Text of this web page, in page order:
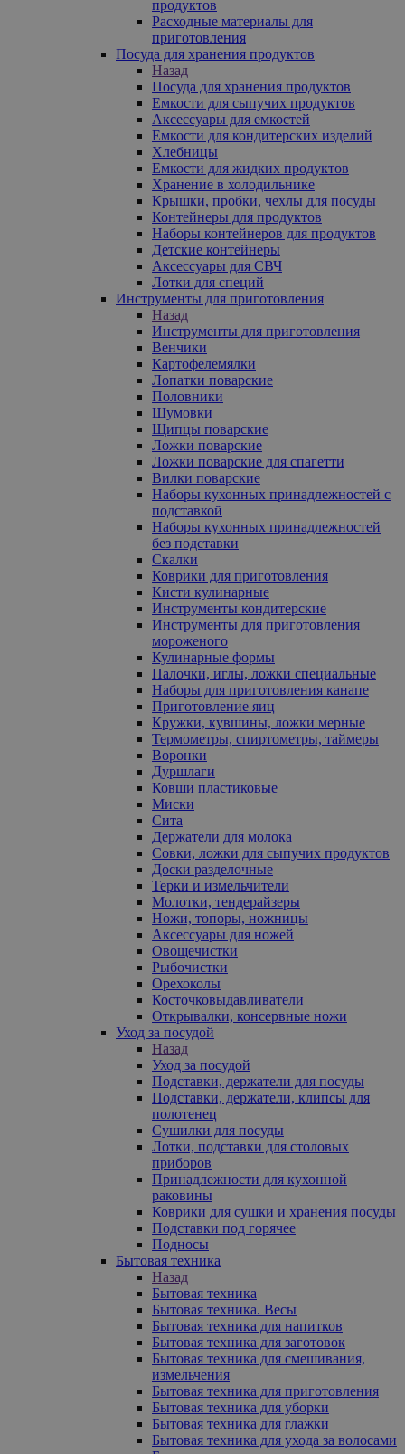
продуктов
Расходные материалы для
приготовления
Посуда для хранения продуктов
Назад
Посуда для хранения продуктов
Емкости для сыпучих продуктов
Аксессуары для емкостей
Емкости для кондитерских изделий
Хлебницы
Емкости для жидких продуктов
Хранение в холодильнике
Крышки, пробки, чехлы для посуды
Контейнеры для продуктов
Наборы контейнеров для продуктов
Детские контейнеры
Аксессуары для СВЧ
Лотки для специй
Инструменты для приготовления
Назад
Инструменты для приготовления
Венчики
Картофелемялки
Лопатки поварские
Половники
Шумовки
Щипцы поварские
Ложки поварские
Ложки поварские для спагетти
Вилки поварские
Наборы кухонных принадлежностей с
подставкой
Наборы кухонных принадлежностей
без подставки
Скалки
Коврики для приготовления
Кисти кулинарные
Инструменты кондитерские
Инструменты для приготовления
мороженого
Кулинарные формы
Палочки, иглы, ложки специальные
Наборы для приготовления канапе
Приготовление яиц
Кружки, кувшины, ложки мерные
Термометры, спиртометры, таймеры
Воронки
Дуршлаги
Ковши пластиковые
Миски
Сита
Держатели для молока
Совки, ложки для сыпучих продуктов
Доски разделочные
Терки и измельчители
Молотки, тендерайзеры
Ножи, топоры, ножницы
Аксессуары для ножей
Овощечистки
Рыбочистки
Орехоколы
Косточковыдавливатели
Открывалки, консервные ножи
Уход за посудой
Назад
Уход за посудой
Подставки, держатели для посуды
Подставки, держатели, клипсы для
полотенец
Сушилки для посуды
Лотки, подставки для столовых
приборов
Принадлежности для кухонной
раковины
Коврики для сушки и хранения посуды
Подставки под горячее
Подносы
Бытовая техника
Назад
Бытовая техника
Бытовая техника. Весы
Бытовая техника для напитков
Бытовая техника для заготовок
Бытовая техника для смешивания,
измельчения
Бытовая техника для приготовления
Бытовая техника для уборки
Бытовая техника для глажки
Бытовая техника для ухода за волосами